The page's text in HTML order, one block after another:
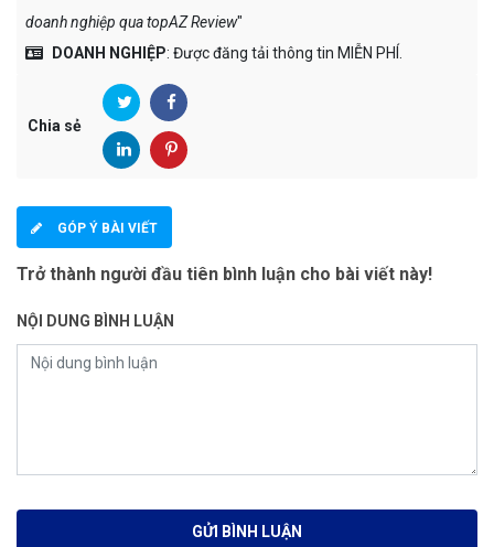
doanh nghiệp qua topAZ Review"
DOANH NGHIỆP: Được đăng tải thông tin MIỄN PHÍ.
Chia sẻ
GÓP Ý BÀI VIẾT
Trở thành người đầu tiên bình luận cho bài viết này!
NỘI DUNG BÌNH LUẬN